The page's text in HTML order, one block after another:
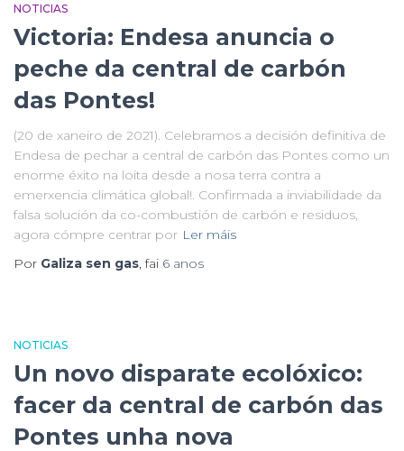
NOTICIAS
Victoria: Endesa anuncia o
peche da central de carbón
das Pontes!
(20 de xaneiro de 2021). Celebramos a decisión definitiva de
Endesa de pechar a central de carbón das Pontes como un
enorme éxito na loita desde a nosa terra contra a
emerxencia climática global!. Confirmada a inviabilidade da
falsa solución da co-combustión de carbón e residuos,
agora cómpre centrar por Ler máis
Por Galiza sen gas, fai 6 anos
NOTICIAS
Un novo disparate ecolóxico:
facer da central de carbón das
Pontes unha nova